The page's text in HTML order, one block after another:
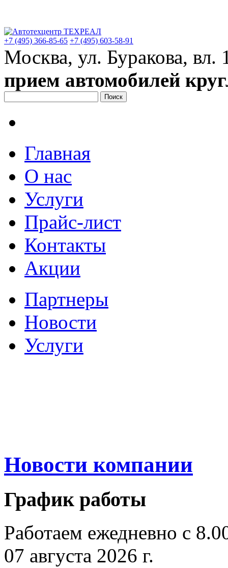
+7 (495) 366-85-65 +7 (495) 603-58-91
Москва, ул. Буракова, вл.
прием автомобилей
Главная
О нас
Услуги
Прайс-лист
Контакты
Акции
Партнеры
Новости
Услуги
Новости компании
График работы
Работаем ежедневно с
07 августа 2026 г.